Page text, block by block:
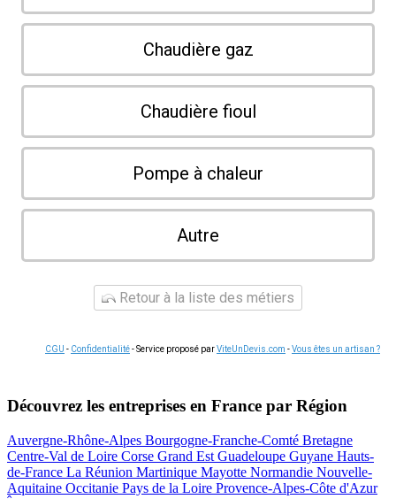
Chaudière gaz
Chaudière fioul
Pompe à chaleur
Autre
Retour à la liste des métiers
CGU - Confidentialité- Service proposé parViteUnDevis.com -Vous êtes un artisan ?
Découvrez les entreprises en France par Région
Auvergne-Rhône-Alpes Bourgogne-Franche-Comté Bretagne
Centre-Val de Loire Corse Grand Est Guadeloupe Guyane Hauts-
de-France La Réunion Martinique Mayotte Normandie Nouvelle-
Aquitaine Occitanie Pays de la Loire Provence-Alpes-Côte d'Azur